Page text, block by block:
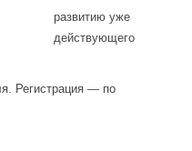
развитию уже
действующего
Регистрация — по